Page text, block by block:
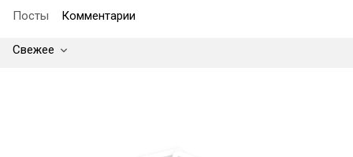
Посты Комментарии
Свежее